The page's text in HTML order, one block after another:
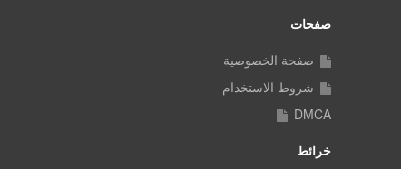
صفحات
صفحة الخصوصية
شروط الاستخدام
DMCA
خرائط